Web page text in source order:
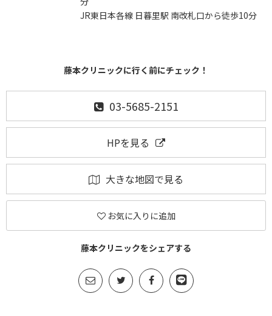
JR東日本各線 日暮里駅 南改札口から徒歩10分
藤本クリニックに行く前にチェック！
03-5685-2151
HPを見る
大きな地図で見る
お気に入りに追加
藤本クリニックをシェアする